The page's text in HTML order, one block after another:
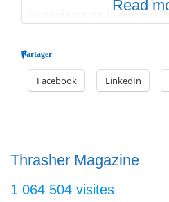
extérieur et il est en
11 Avril 2026, c’est
mètres carrés de
Read
Partager
Facebook LinkedIn
Thrasher Magazine
1 064 504 visites